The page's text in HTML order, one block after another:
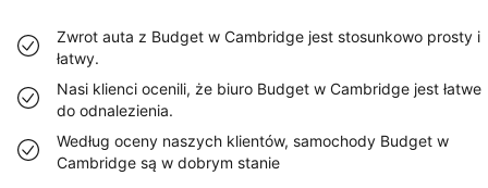
Zwrot auta z Budget w Cambridge jest stosunkowo prosty i
łatwy.
Nasi klienci ocenili, że biuro Budget w Cambridge jest łatwe
do odnalezienia.
Według oceny naszych klientów, samochody Budget w
Cambridge są w dobrym stanie